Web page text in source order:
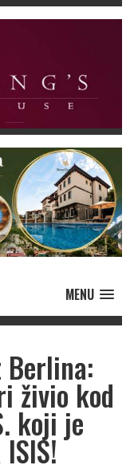
MENU
živio kod
koji je